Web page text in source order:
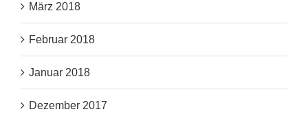
März 2018
Februar 2018
Januar 2018
Dezember 2017